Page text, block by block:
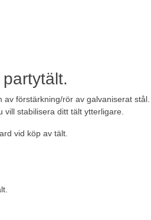
av förstärkning/rör av galvaniserat
stabilisera ditt tält ytterligare.
vid köp av tält.